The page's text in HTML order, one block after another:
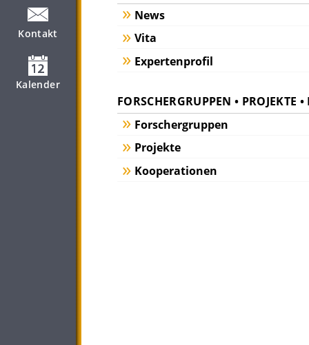
Kontakt
Kalender
News
Vita
Expertenprofil
FORSCHERGRUPPEN • PROJEKTE
Forschergruppen
Projekte
Kooperationen